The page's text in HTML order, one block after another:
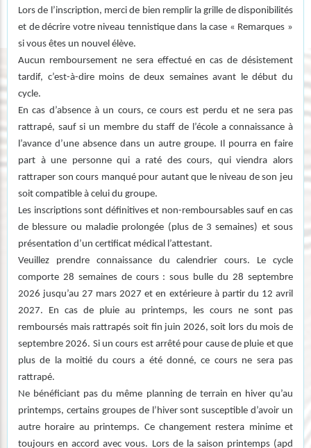
Lors de l’inscription, merci de bien remplir la grille de disponibilités
et de décrire votre niveau tennistique dans la case « Remarques »
si vous êtes un nouvel élève.
Aucun remboursement ne sera effectué en cas de désistement
tardif, c’est-à-dire moins de deux semaines avant le début du
cycle.
En cas d’absence à un cours, ce cours est perdu et ne sera pas
rattrapé, sauf si un membre du staff de l’école a connaissance à
l’avance d’une absence dans un autre groupe. Il pourra en faire
part à une personne qui a raté des cours, qui viendra alors
rattraper son cours manqué pour autant que le niveau de son jeu
soit compatible à celui du groupe.
Les inscriptions sont définitives et non-remboursables sauf en cas
de blessure ou maladie prolongée (plus de 3 semaines) et sous
présentation d’un certificat médical l’attestant.
Veuillez prendre connaissance du calendrier cours. Le cycle
comporte 28 semaines de cours : sous bulle du 28 septembre
2026 jusqu’au 27 mars 2027 et en extérieure à partir du 12 avril
2027. En cas de pluie au printemps, les cours ne sont pas
remboursés mais rattrapés soit fin juin 2026, soit lors du mois de
septembre 2026. Si un cours est arrêté pour cause de pluie et que
plus de la moitié du cours a été donné, ce cours ne sera pas
rattrapé.
Ne bénéficiant pas du même planning de terrain en hiver qu’au
printemps, certains groupes de l’hiver sont susceptible d’avoir un
autre horaire au printemps. Ce changement restera minime et
toujours en accord avec vous. Lors de la saison printemps (apd